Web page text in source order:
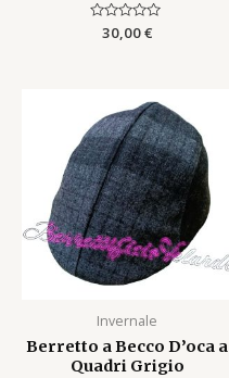
Rated
30,00€
Invernale
Berretto a Becco D’oca a
Quadri Grigio